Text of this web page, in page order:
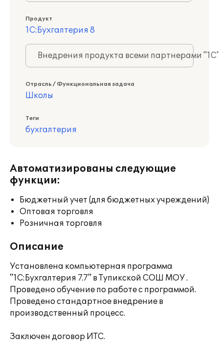
Продукт
1С:Бухгалтерия 8
Внедрения продукта всеми партнерами
Отрасль / Функциональная задача
Школы
Теги
бухгалтерия
Автоматизированы следующие
функции:
Бюджетный учет (для бюджетных учреждений)
Оптовая торговля
Розничная торговля
Описание
Установлена компьютерная программа
"1С:Бухгалтерия 7.7" в Тупикской СОШ МОУ .
Проведено обучение по работе с программой.
Проведено стандартное внедрение в
производственный процесс.
Заключен договор ИТС.